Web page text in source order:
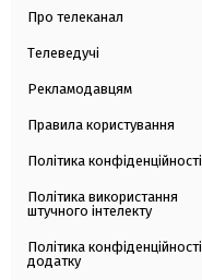
Про телеканал
Телеведучі
Рекламодавцям
Правила користування
Політика конфіденційності
Політика використання
штучного інтелекту
Політика конфіденційності
додатку